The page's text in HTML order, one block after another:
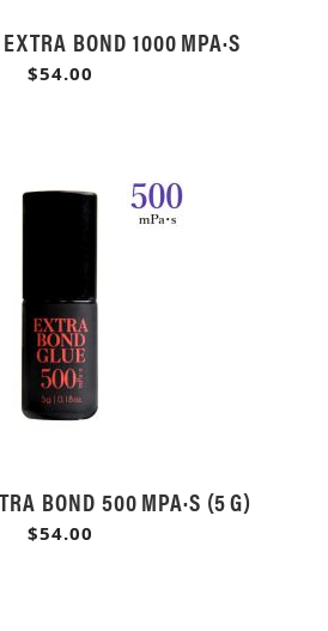
BOND 1000 MPA·S
$54.00
BOND 500 MPA·S (5 G)
$54.00